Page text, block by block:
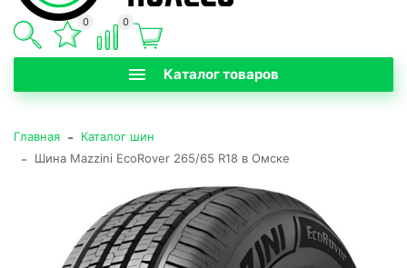
Каталог товаров
0 0
Главная - Каталог шин
- Шина Mazzini EcoRover 265/65 R18 в Омске